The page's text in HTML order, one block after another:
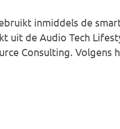
inmiddels de
uit de Audio Tech
Consulting. Volgens